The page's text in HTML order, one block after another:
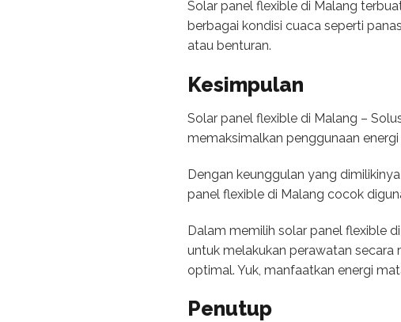
Solar panel flexible di Malang
berbagai kondisi cuaca seperti
atau benturan.
Kesimpulan
Solar panel flexible di Malang –
memaksimalkan penggunaan
Dengan keunggulan yang
panel flexible di Malang cocok
Dalam memilih solar panel flexible
untuk melakukan perawatan secara
optimal. Yuk, manfaatkan energi
Penutup